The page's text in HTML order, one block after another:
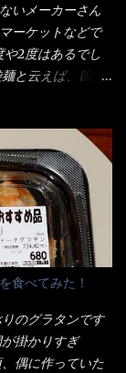
きました。 良い
出てくると、カ
ツ少なめでお願
ます。 そこに
す。 カレーは辛
ての熱々です。
云っても過言で
で＜薄カツ＞と
るだ！ 1枚が薄
いメーカーさん
ーケットなどで
2度はあるでし
と云えば、四角
に取って買い物篭
ン オーッといき
ントラーメンの
麺！ 宮崎辛麺は
ーメンじゃ
よし今日のサラ
けると・・・ な
末スープ！ やは
・・・だって透
ねぇ～（コスト
を勧めている。
食べてみた！
のグラタンです
掛かりすぎ
偶に作っていた